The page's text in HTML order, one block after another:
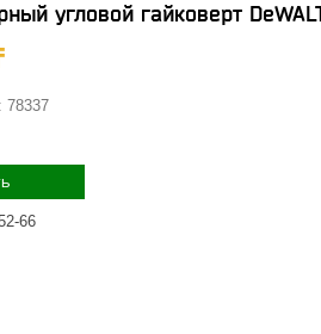
угловой гайковерт
78337
66